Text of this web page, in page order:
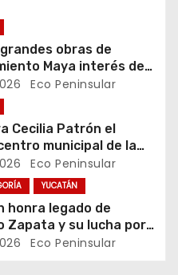
obras de
Maya interés de
Árabes Unidos
Eco Peninsular
Cecilia Patrón el
municipal de la
en la historia de
Eco Peninsular
YUCATÁN
honra legado de
Zapata y su lucha por
social
Eco Peninsular